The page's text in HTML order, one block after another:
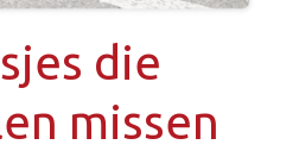
die
missen